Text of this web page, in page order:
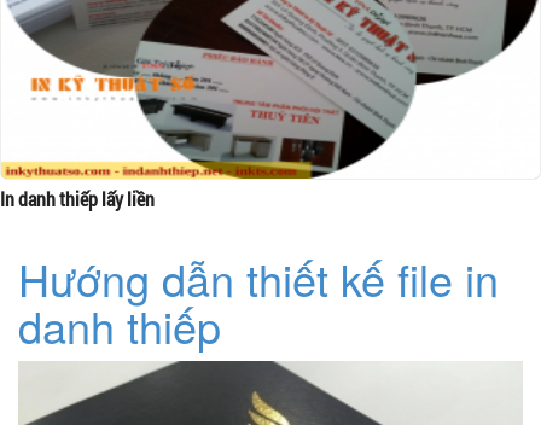
In danh thiếp lấy liền
Hướng dẫn thiết kế file in
danh thiếp